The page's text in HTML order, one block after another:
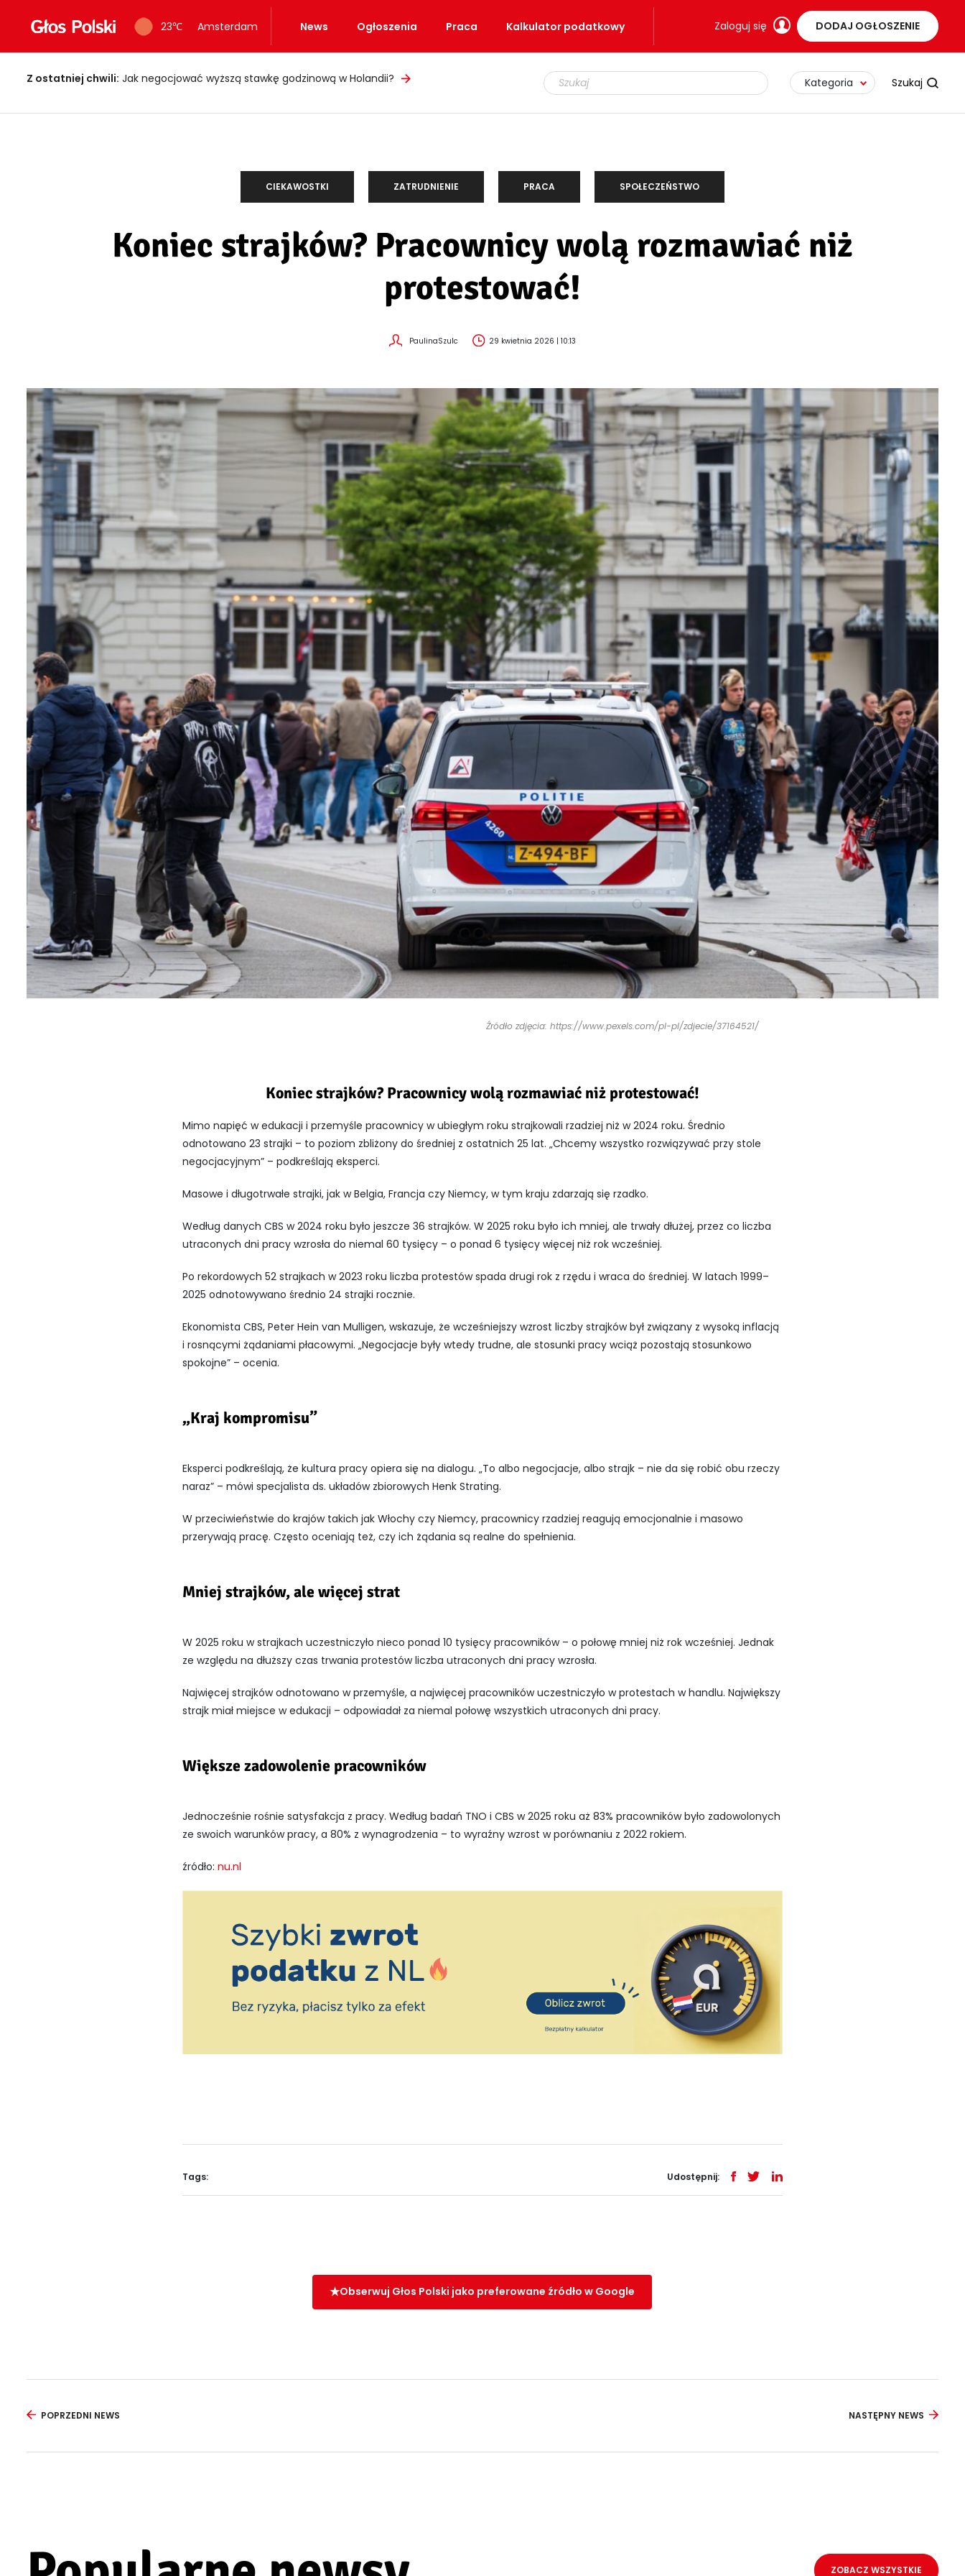
23℃ Amsterdam News Ogłoszenia Praca Kalkulator podatkowy Zaloguj się DODAJ OGŁOSZENIE
Z ostatniej chwili: Ogień znów uderzył w Limburgii! Pociągi ruszyły, ale teren nadal zamknięty Kategoria
CIEKAWOSTKI ZATRUDNIENIE PRACA SPOŁECZEŃSTWO
Koniec strajków? Pracownicy wolą rozmawiać niż
protestować!
PaulinaSzulc 29 kwietnia 2026 | 10:13
Źródło zdjęcia: https://www.pexels.com/pl-pl/zdjecie/37164521/
Koniec strajków? Pracownicy wolą rozmawiać niż protestować!
Mimo napięć w edukacji i przemyśle pracownicy w ubiegłym roku strajkowali rzadziej niż w 2024 roku. Średnio
odnotowano 23 strajki – to poziom zbliżony do średniej z ostatnich 25 lat. „Chcemy wszystko rozwiązywać przy stole
negocjacyjnym” – podkreślają eksperci.
Masowe i długotrwałe strajki, jak wBelgia, Francja czy Niemcy, w tym kraju zdarzają się rzadko.
Według danych CBS w 2024 roku było jeszcze 36 strajków. W 2025 roku było ich mniej, ale trwały dłużej, przez co liczba
utraconych dni pracy wzrosła do niemal 60 tysięcy – o ponad 6 tysięcy więcej niż rok wcześniej.
Po rekordowych 52 strajkach w 2023 roku liczba protestów spada drugi rok z rzędu i wraca do średniej. W latach 1999–
2025 odnotowywano średnio 24 strajki rocznie.
Ekonomista CBS, Peter Hein van Mulligen, wskazuje, że wcześniejszy wzrost liczby strajków był związany z wysoką inflacją
i rosnącymi żądaniami płacowymi. „Negocjacje były wtedy trudne, ale stosunki pracy wciąż pozostają stosunkowo
spokojne” – ocenia.
„Kraj kompromisu”
Eksperci podkreślają, że kultura pracy opiera się na dialogu. „To albo negocjacje, albo strajk – nie da się robić obu rzeczy
naraz” – mówi specjalista ds. układów zbiorowych Henk Strating.
W przeciwieństwie do krajów takich jak Włochyczy Niemcy, pracownicy rzadziej reagują emocjonalnie i masowo
przerywają pracę. Często oceniają też, czy ich żądania są realne do spełnienia.
Mniej strajków, ale więcej strat
W 2025 roku w strajkach uczestniczyło nieco ponad 10 tysięcy pracowników – o połowę mniej niż rok wcześniej. Jednak
ze względu na dłuższy czas trwania protestów liczba utraconych dni pracy wzrosła.
Najwięcej strajków odnotowano w przemyśle, a najwięcej pracowników uczestniczyło w protestach w handlu. Największy
strajk miał miejsce w edukacji – odpowiadał za niemal połowę wszystkich utraconych dni pracy.
Większe zadowolenie pracowników
Jednocześnie rośnie satysfakcja z pracy. Według badań TNO i CBS w 2025 roku aż 83% pracowników było zadowolonych
ze swoich warunków pracy, a 80% z wynagrodzenia – to wyraźny wzrost w porównaniu z 2022 rokiem.
źródło: nu.nl
Tags: Udostępnij:
Obserwuj Głos Polski jako preferowane źródło w Google
POPRZEDNI NEWS NASTĘPNY NEWS
ZOBACZ WSZYSTKIE